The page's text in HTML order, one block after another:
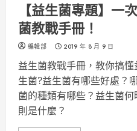
【益生菌專題】一
菌教戰手冊！
編輯部 2019 年 8 月 9 日
益生菌教戰手冊，教你搞
生菌?益生菌有哪些好處？
菌的種類有哪些？益生菌
則是什麼？